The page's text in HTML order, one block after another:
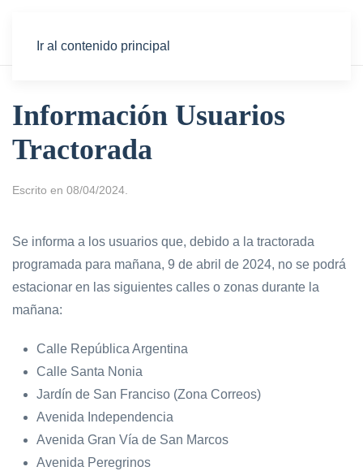
Ir al contenido principal
Información Usuarios
Tractorada
Escrito en 08/04/2024
Se informa a los usuarios que, debido a la tractorada
programada para mañana, 9 de abril de 2024, no se podrá
estacionar en las siguientes calles o zonas durante la
mañana:
Calle República Argentina
Calle Santa Nonia
Jardín de San Franciso (Zona Correos)
Avenida Independencia
Avenida Gran Vía de San Marcos
Avenida Peregrinos